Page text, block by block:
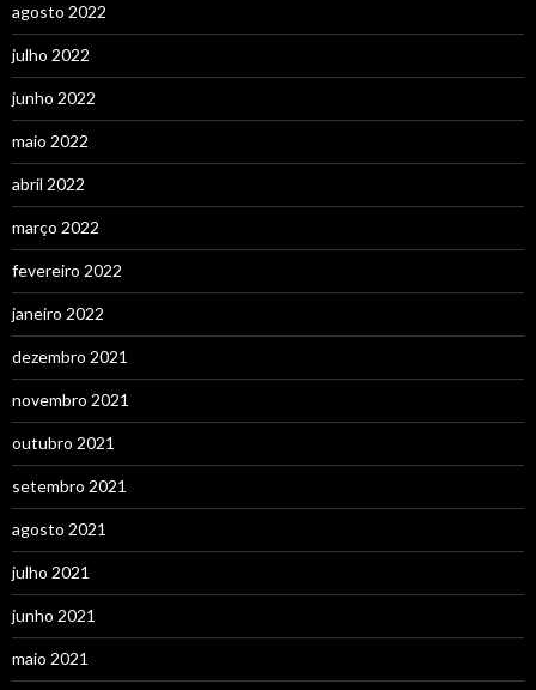
agosto 2022
julho 2022
junho 2022
maio 2022
abril 2022
março 2022
fevereiro 2022
janeiro 2022
dezembro 2021
novembro 2021
outubro 2021
setembro 2021
agosto 2021
julho 2021
junho 2021
maio 2021